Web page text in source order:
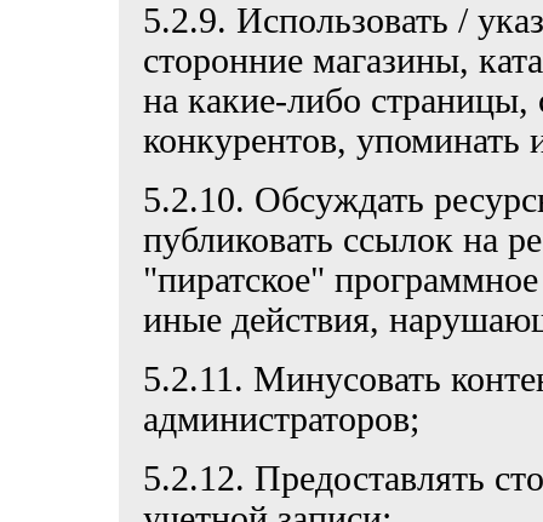
5.2.9. Использовать /
сторонние магазины,
на какие-либо
конкурентов, упоминать
5.2.10. Обсуждать
публиковать ссылок на
"пиратское"
иные действия,
5.2.11. Минусовать
администраторов;
5.2.12. Предоставлять